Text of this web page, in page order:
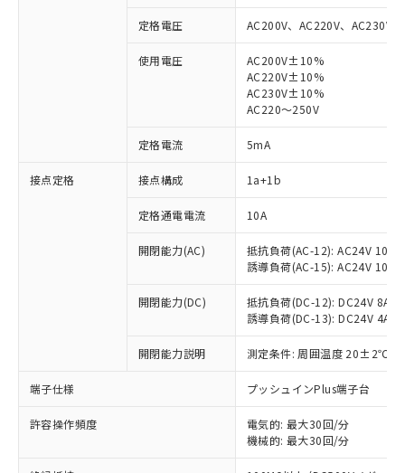
定格電圧 AC200V、AC220V、AC230V
使用電圧
AC200V±10%
AC220V±10%
AC230V±10%
AC220～250V
定格電流 5mA
接点定格 接点構成 1a+1b
定格通電電流 10A
開閉能力(AC)
抵抗負荷(AC-12): AC24V 10A/
誘導負荷(AC-15): AC24V
開閉能力(DC)
抵抗負荷(DC-12): DC24V 8A/
誘導負荷(DC-13): DC24V 4A/
開閉能力説明 測定条件: 周囲温度 20±2℃、
端子仕様 プッシュインPlus端子台
許容操作頻度
電気的: 最大30回/分
機械的: 最大30回/分
ご利用条件
以下の条件をお読みいただき、同意のうえ
ご利用ください。
本サービスは、当社制御機器事業取扱
商品の当社在庫状況および標準価格
(税抜)を提供させていただくもので
当社制御機器事業取扱商品の中には、
※1 対応状況
対応済み：EU RoHS指令（10物質）の
非含有に対応した製品が提供可能な商品で
対応予定：EU RoHS指令（10物質）の非含
有に対応した製品に切り替える予定のある
対応予定なし：EU RoHS指令（10物質）の
非含有に非対応の商品で、対応品を出す予
定はありません。
調査・確認中：EU RoHS指令（10物質）の
非含有の対応状況を調査中または確認中の
商品です。
非該当品：ライセンス料など無形物で、有
害物質有無と関係のない商品です。
※1 中国RoHS○×表
「○」：最大均質材料含有率が中国RoHSの
基準値以下であることを示します。